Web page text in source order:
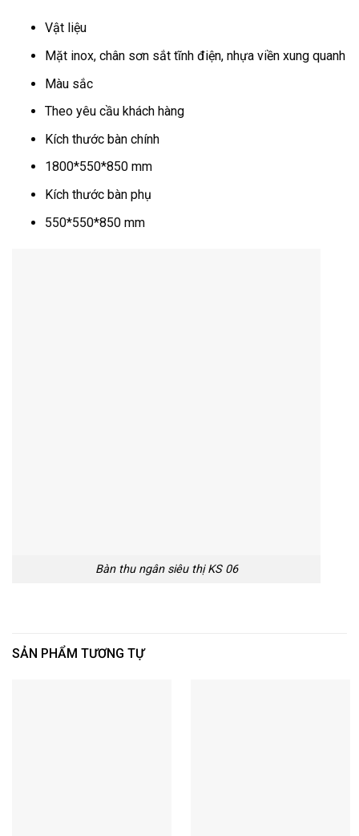
Vật liệu
Mặt inox, chân sơn sắt tĩnh điện, nhựa viền xung quanh
Màu sắc
Theo yêu cầu khách hàng
Kích thước bàn chính
1800*550*850 mm
Kích thước bàn phụ
550*550*850 mm
Bàn thu ngân siêu thị KS 06
SẢN PHẨM TƯƠNG TỰ